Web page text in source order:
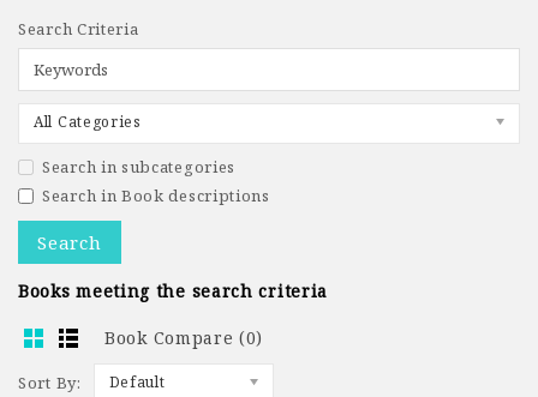
Search Criteria
All Categories
Search in subcategories
Search in Book descriptions
Books meeting the search criteria
Book Compare (0)
Sort By: Default